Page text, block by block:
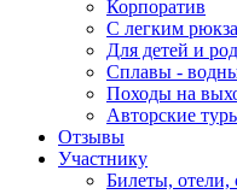
Корпоратив
С легким
Для детей и
Сплавы -
Походы на
Авторские
Отзывы
Участнику
Билеты, отели,